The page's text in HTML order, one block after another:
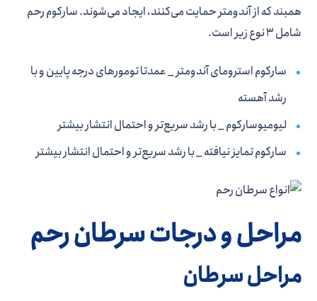
همبند که از آندومتر حمایت می‌کنند، ایجاد می‌شوند. سارکوم رحم
شامل 3 نوع زیر است.
سارکوم استرومای آندومتر _ عمدتا تومورهای درجه پایین و با
رشد آهسته
لیومیوسارکوم _ با رشد سریع‌تر و احتمال انتشار بیشتر
سارکوم تمایز نیافته _ با رشد سریع‌تر و احتمال انتشار بیشتر
مراحل و درجات سرطان رحم
مراحل سرطان